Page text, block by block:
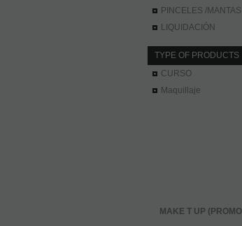
PINCELES /MANTAS
LIQUIDACIÓN
TYPE OF PRODUCTS
CURSO
Maquillaje
MAKE T UP